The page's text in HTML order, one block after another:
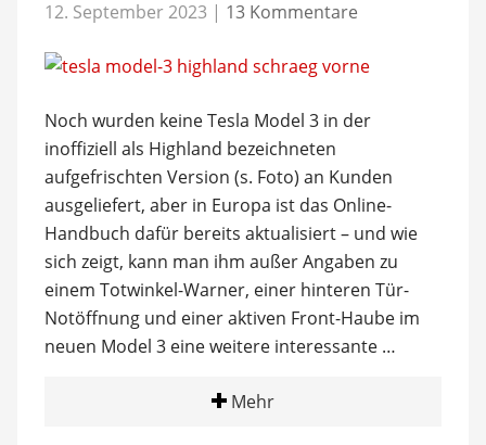
12. September 2023 | 13 Kommentare
Noch wurden keine Tesla Model 3 in der
inoffiziell als Highland bezeichneten
aufgefrischten Version (s. Foto) an Kunden
ausgeliefert, aber in Europa ist das Online-
Handbuch dafür bereits aktualisiert – und wie
sich zeigt, kann man ihm außer Angaben zu
einem Totwinkel-Warner, einer hinteren Tür-
Notöffnung und einer aktiven Front-Haube im
neuen Model 3 eine weitere interessante …
Mehr